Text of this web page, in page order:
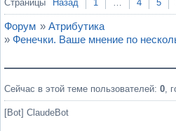
Страницы Назад 1 4 5
Форум » Атрибутика
» Фенечки. Ваше мнение по
Сейчас в этой теме пользователей: 0 ,
[Bot] ClaudeBot